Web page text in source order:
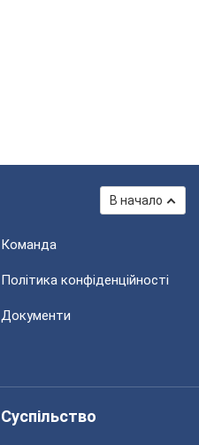
В начало
Команда
Політика конфіденційності
Документи
Суспільство